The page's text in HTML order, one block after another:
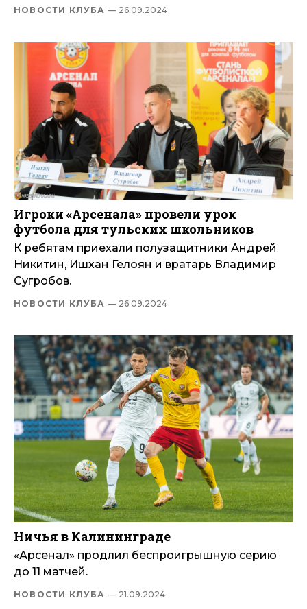
НОВОСТИ КЛУБА — 26.09.2024
Игроки «Арсенала» провели урок
футбола для тульских школьников
К ребятам приехали полузащитники Андрей
Никитин, Ишхан Гелоян и вратарь Владимир
Сугробов.
НОВОСТИ КЛУБА — 26.09.2024
Ничья в Калининграде
«Арсенал» продлил беспроигрышную серию
до 11 матчей.
НОВОСТИ КЛУБА — 21.09.2024